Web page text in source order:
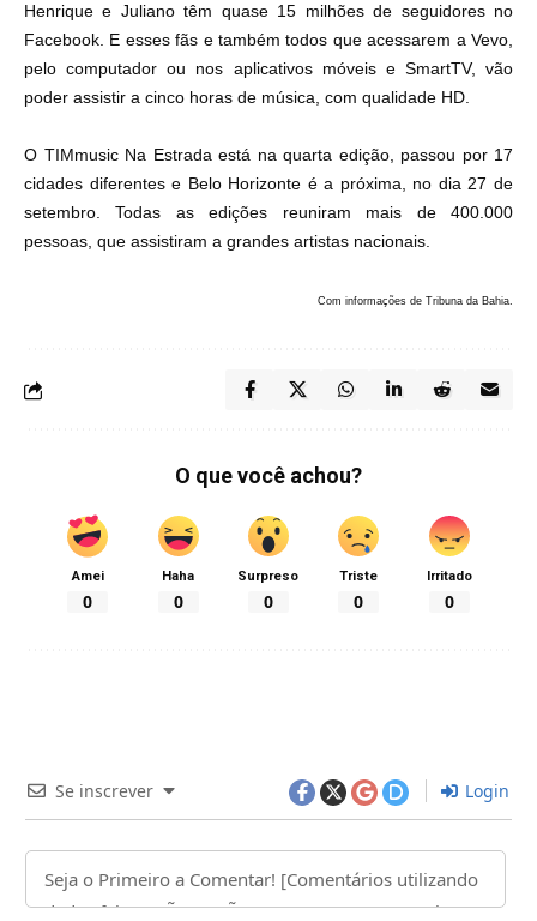
Henrique e Juliano têm quase 15 milhões de seguidores no
Facebook. E esses fãs e também todos que acessarem a Vevo,
pelocomputador ou nos aplicativos móveis e SmartTV, vão
poder assistir a cinco horas de música, com qualidade HD.
O TIMmusic Na Estrada está na quarta edição, passou por 17
cidades diferentes e Belo Horizonte é a próxima, no dia 27 de
setembro. Todas as edições reuniram mais de 400.000
pessoas, que assistiram a grandes artistas nacionais.
Com informações de Tribuna da Bahia.
O que você achou?
Amei
0
Haha
0
Surpreso
0
Triste
0
Irritado
0
Se inscrever Login